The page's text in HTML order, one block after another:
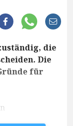
die
Die
für